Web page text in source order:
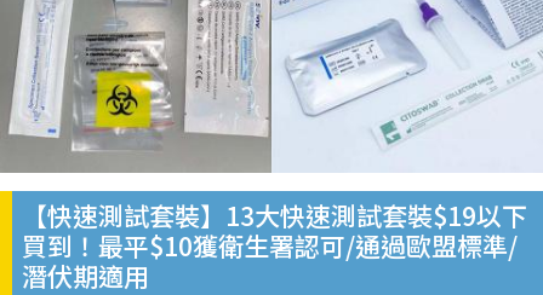
【快速測試套裝】13大快速測試套裝$19以下
買到！最平$10獲衛生署認可/通過歐盟標準/
潛伏期適用